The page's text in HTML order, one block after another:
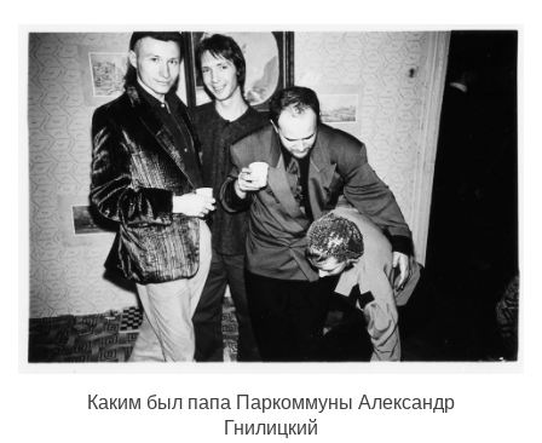
Каким был папа Паркоммуны Александр
Гнилицкий